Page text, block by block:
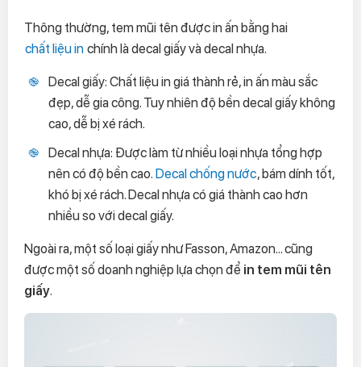
Thông thường, tem mũi tên được in ấn bằng hai
chất liệu in chính là decal giấy và decal nhựa.
Decal giấy: Chất liệu in giá thành rẻ, in ấn màu sắc
đẹp, dễ gia công. Tuy nhiên độ bền decal giấy không
cao, dễ bị xé rách.
Decal nhựa: Được làm từ nhiều loại nhựa tổng hợp
nên có độ bền cao. Decal chống nước, bám dính tốt,
khó bị xé rách. Decal nhựa có giá thành cao hơn
nhiều so với decal giấy.
Ngoài ra, một số loại giấy như Fasson, Amazon... cũng
được một số doanh nghiệp lựa chọn để in tem mũi tên
giấy.